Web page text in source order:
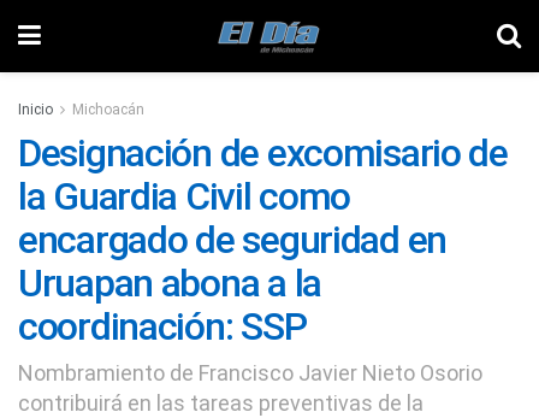
Inicio Michoacán
Designación de excomisario de
la Guardia Civil como
encargado de seguridad en
Uruapan abona a la
coordinación: SSP
Nombramiento de Francisco Javier Nieto Osorio
contribuirá en las tareas preventivas de la